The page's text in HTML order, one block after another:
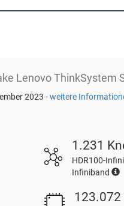
Lenovo ThinkSystem
2023 -weitere
1.231
HDR100-
Infiniband
123.072